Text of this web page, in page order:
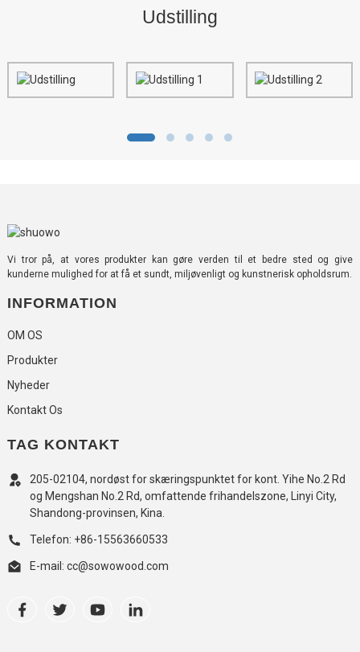
Udstilling
Vi tror på, at vores produkter kan gøre verden til et bedre sted og give
kunderne mulighed for at få et sundt, miljøvenligt og kunstnerisk opholdsrum.
INFORMATION
OM OS
Produkter
Nyheder
Kontakt Os
TAG KONTAKT
205-02104, nordøst for skæringspunktet for kont. Yihe No.2 Rd
og Mengshan No.2 Rd, omfattende frihandelszone, Linyi City,
Shandong-provinsen, Kina.
Telefon: +86-15563660533
E-mail: cc@sowowood.com